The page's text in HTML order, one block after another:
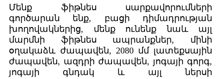
Մենք ֆիթնես սարքավորումների
գործարան ենք, բացի դիմադրության
խողովակներից, մենք ունենք նաև այլ
մարմնի ֆիթնես ապրանքներ, մինի
օղակաձև ժապավեն, 2080 մմ լատեքսային
ժապավեն, ազդրի ժապավեն, յոգայի գորգ,
յոգայի գնդակ և այլ ներսի